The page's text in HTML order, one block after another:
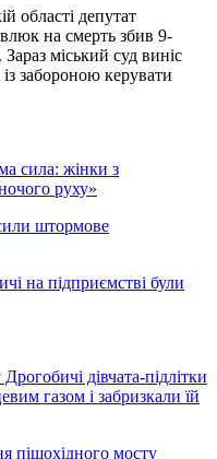
області депутат
на смерть збив 9-
Зараз міський суд виніс
забороною керувати
сила: жінки з
руху»
штормове
на підприємстві були
дівчата-підлітки
газом і забризкали їй
пішохідного мосту